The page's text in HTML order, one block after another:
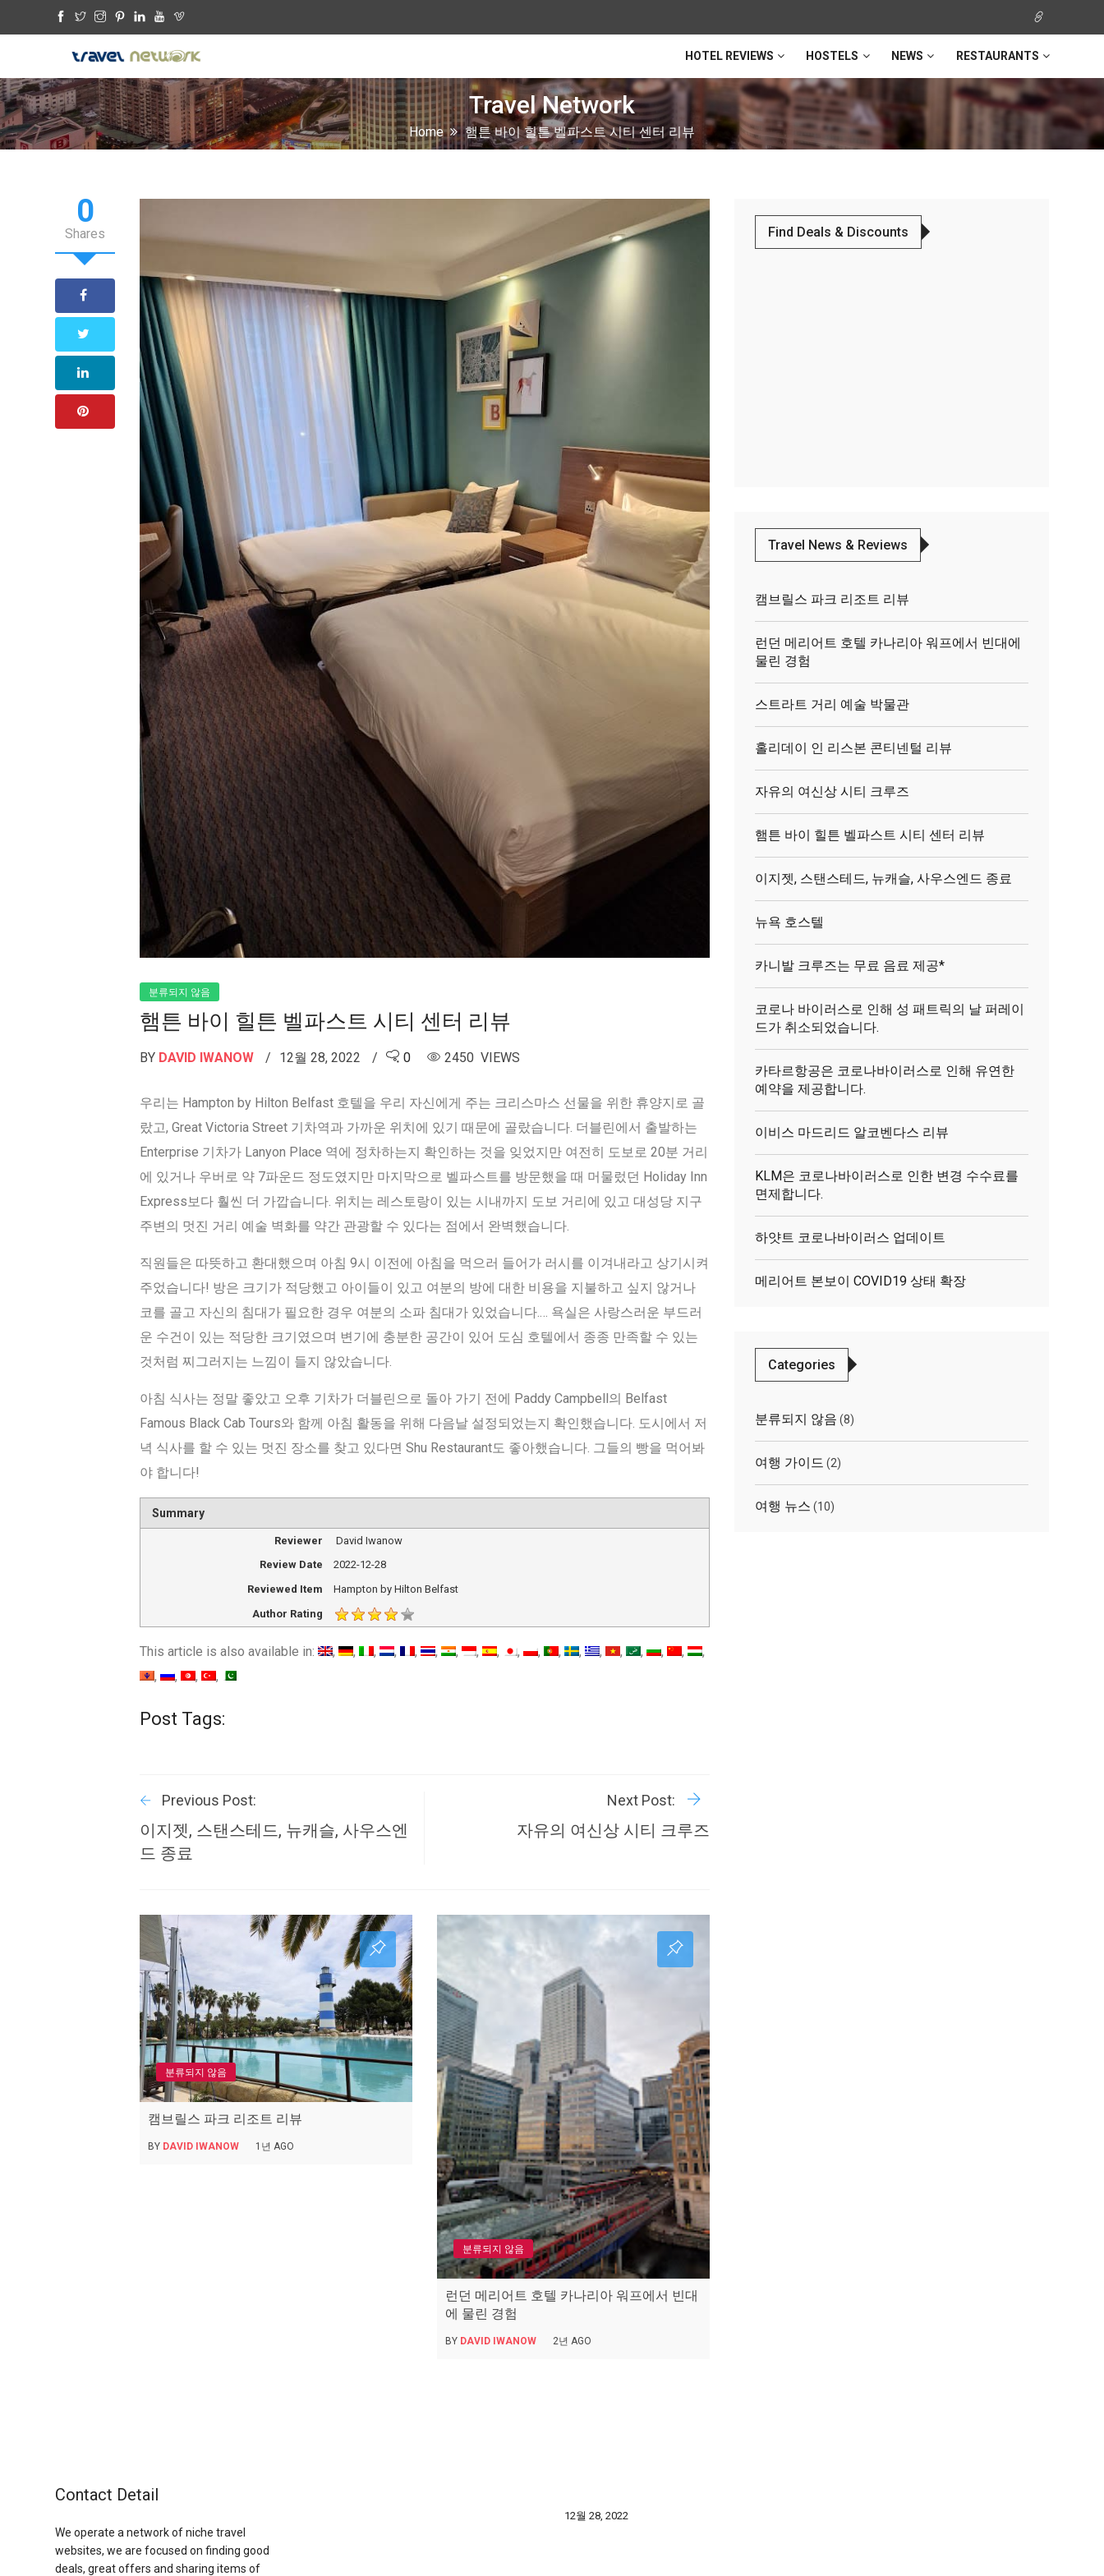
HOTEL REVIEWS HOSTELS NEWS RESTAURANTS
Travel Network
Home 햄튼 바이 힐튼 벨파스트 시티 센터 리뷰
0
Shares
분류되지 않음
햄튼 바이 힐튼 벨파스트 시티 센터 리뷰
BY DAVID IWANOW 12월 28, 2022 0 2450 VIEWS
우리는 Hampton by Hilton Belfast 호텔을 우리 자신에게 주는 크리스마스 선물을 위한 휴양지로 골
랐고, Great Victoria Street 기차역과 가까운 위치에 있기 때문에 골랐습니다. 더블린에서 출발하는
Enterprise 기차가 Lanyon Place 역에 정차하는지 확인하는 것을 잊었지만 여전히 도보로 20분 거리
에 있거나 우버로 약 7파운드 정도였지만 마지막으로 벨파스트를 방문했을 때 머물렀던 Holiday Inn
Express보다 훨씬 더 가깝습니다. 위치는 레스토랑이 있는 시내까지 도보 거리에 있고 대성당 지구
주변의 멋진 거리 예술 벽화를 약간 관광할 수 있다는 점에서 완벽했습니다.
직원들은 따뜻하고 환대했으며 아침 9시 이전에 아침을 먹으러 들어가 러시를 이겨내라고 상기시켜
주었습니다! 방은 크기가 적당했고 아이들이 있고 여분의 방에 대한 비용을 지불하고 싶지 않거나
코를 골고 자신의 침대가 필요한 경우 여분의 소파 침대가 있었습니다.… 욕실은 사랑스러운 부드러
운 수건이 있는 적당한 크기였으며 변기에 충분한 공간이 있어 도심 호텔에서 종종 만족할 수 있는
것처럼 찌그러지는 느낌이 들지 않았습니다.
아침 식사는 정말 좋았고 오후 기차가 더블린으로 돌아 가기 전에 Paddy Campbell의 Belfast
Famous Black Cab Tours와 함께 아침 활동을 위해 다음날 설정되었는지 확인했습니다. 도시에서 저
녁 식사를 할 수 있는 멋진 장소를 찾고 있다면 Shu Restaurant도 좋아했습니다. 그들의 빵을 먹어봐
야 합니다!
Summary
Reviewer
David Iwanow
Review Date
2022-12-28
Reviewed Item
Hampton by Hilton Belfast
Author Rating
This article is also available in:
Post Tags:
Previous Post:
이지젯, 스탠스테드, 뉴캐슬, 사우스엔
드 종료
Next Post:
자유의 여신상 시티 크루즈
분류되지 않음
캠브릴스 파크 리조트 리뷰
BY DAVID IWANOW 1년 AGO
분류되지 않음
런던 메리어트 호텔 카나리아 워프에서 빈대
에 물린 경험
BY DAVID IWANOW 2년 AGO
Find Deals & Discounts
Travel News & Reviews
캠브릴스 파크 리조트 리뷰
런던 메리어트 호텔 카나리아 워프에서 빈대에
물린 경험
스트라트 거리 예술 박물관
홀리데이 인 리스본 콘티넨털 리뷰
자유의 여신상 시티 크루즈
햄튼 바이 힐튼 벨파스트 시티 센터 리뷰
이지젯, 스탠스테드, 뉴캐슬, 사우스엔드 종료
뉴욕 호스텔
카니발 크루즈는 무료 음료 제공*
코로나 바이러스로 인해 성 패트릭의 날 퍼레이
드가 취소되었습니다.
카타르항공은 코로나바이러스로 인해 유연한
예약을 제공합니다.
이비스 마드리드 알코벤다스 리뷰
KLM은 코로나바이러스로 인한 변경 수수료를
면제합니다.
하얏트 코로나바이러스 업데이트
메리어트 본보이 COVID19 상태 확장
Categories
분류되지 않음 (8)
여행 가이드 (2)
여행 뉴스 (10)
Contact Detail
We operate a network of niche travel
websites, we are focused on finding good
deals, great offers and sharing items of
12월 28, 2022